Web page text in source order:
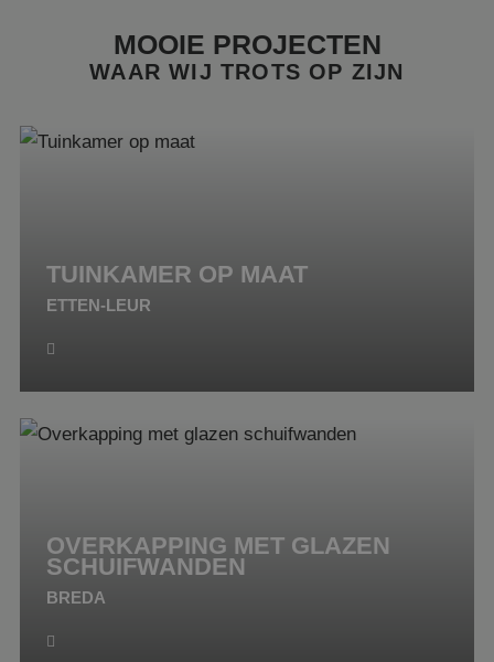
MOOIE PROJECTEN
WAAR WIJ TROTS OP ZIJN
TUINKAMER OP MAAT
ETTEN-LEUR
OVERKAPPING MET GLAZEN
SCHUIFWANDEN
BREDA